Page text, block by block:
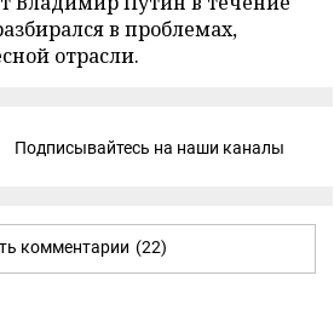
в проблемах,
отрасли.
Подписывайтесь на наши каналы
комментарии (22)